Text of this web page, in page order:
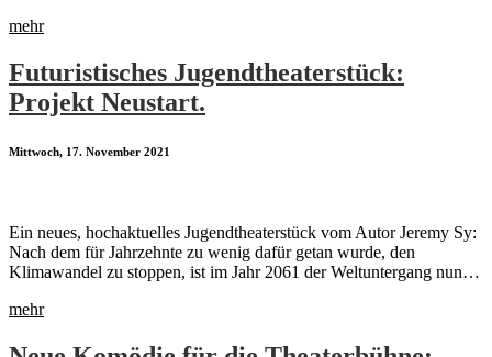
mehr
Futuristisches Jugendtheaterstück:
Projekt Neustart.
Mittwoch, 17. November 2021
Ein neues, hochaktuelles Jugendtheaterstück vom Autor Jeremy Sy:
Nach dem für Jahrzehnte zu wenig dafür getan wurde, den
Klimawandel zu stoppen, ist im Jahr 2061 der Weltuntergang nun…
mehr